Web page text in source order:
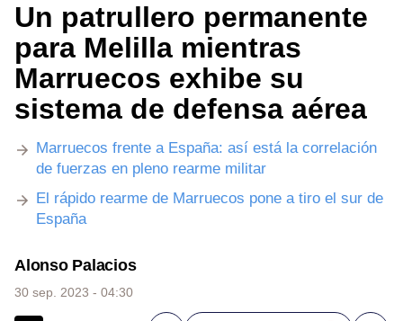
Un patrullero permanente
para Melilla mientras
Marruecos exhibe su
sistema de defensa aérea
Marruecos frente a España: así está la correlación
de fuerzas en pleno rearme militar
El rápido rearme de Marruecos pone a tiro el sur de
España
Alonso Palacios
30 sep. 2023 - 04:30